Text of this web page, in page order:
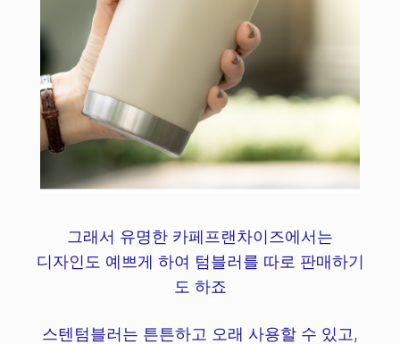
그래서 유명한 카페프랜차이즈에서는
디자인도 예쁘게 하여 텀블러를 따로 판매하기
도 하죠
스텐텀블러는 튼튼하고 오래 사용할 수 있고,